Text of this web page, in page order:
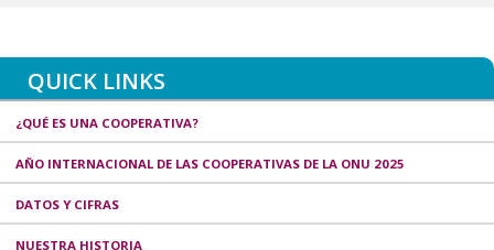
QUICK LINKS
¿QUÉ ES UNA COOPERATIVA?
AÑO INTERNACIONAL DE LAS COOPERATIVAS DE LA ONU 2025
DATOS Y CIFRAS
NUESTRA HISTORIA